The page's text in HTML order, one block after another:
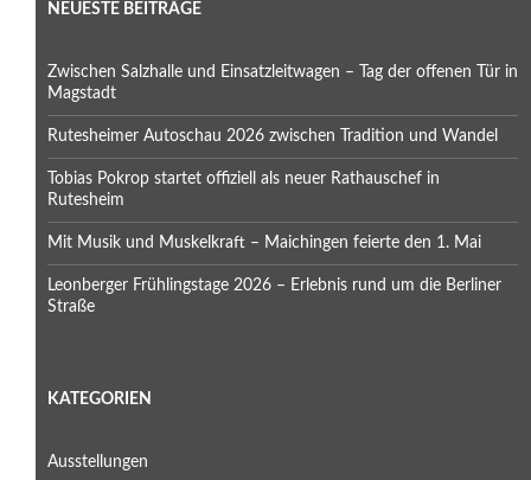
NEUESTE BEITRÄGE
Zwischen Salzhalle und Einsatzleitwagen – Tag der offenen Tür in
Magstadt
Rutesheimer Autoschau 2026 zwischen Tradition und Wandel
Tobias Pokrop startet offiziell als neuer Rathauschef in
Rutesheim
Mit Musik und Muskelkraft – Maichingen feierte den 1. Mai
Leonberger Frühlingstage 2026 – Erlebnis rund um die Berliner
Straße
KATEGORIEN
Ausstellungen